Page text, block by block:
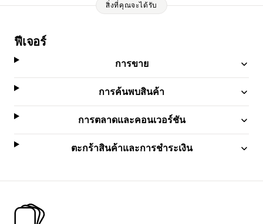
สิ่งที่คุณจะได้รับ
ฟีเจอร์
การขาย
การค้นพบสินค้า
การตลาดและคอนเวอร์ชัน
ตะกร้าสินค้าและการชำระเงิน